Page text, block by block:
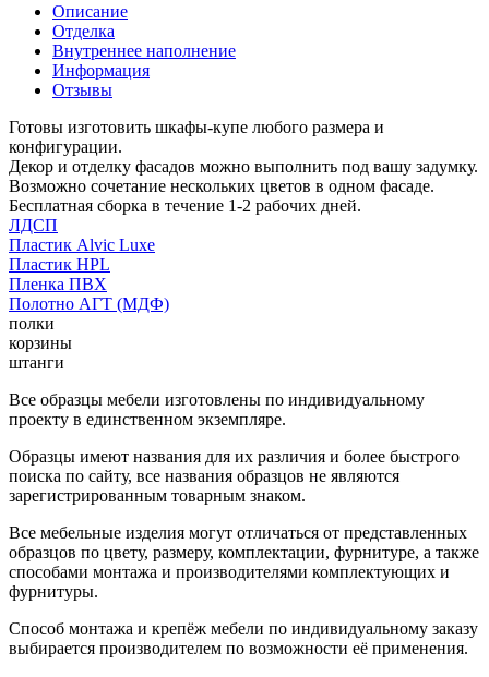
Описание
Отделка
Внутреннее наполнение
Информация
Отзывы
Готовы изготовить шкафы-купе любого размера и
конфигурации.
Декор и отделку фасадов можно выполнить под вашу задумку.
Возможно сочетание нескольких цветов в одном фасаде.
Бесплатная сборка в течение 1-2 рабочих дней.
ЛДСП
Пластик Alvic Luxe
Пластик HPL
Пленка ПВХ
Полотно АГТ (МДФ)
полки
корзины
штанги
Все образцы мебели изготовлены по индивидуальному
проекту в единственном экземпляре.
Образцы имеют названия для их различия и более быстрого
поиска по сайту, все названия образцов не являются
зарегистрированным товарным знаком.
Все мебельные изделия могут отличаться от представленных
образцов по цвету, размеру, комплектации, фурнитуре, а также
способами монтажа и производителями комплектующих и
фурнитуры.
Способ монтажа и крепёж мебели по индивидуальному заказу
выбирается производителем по возможности её применения.